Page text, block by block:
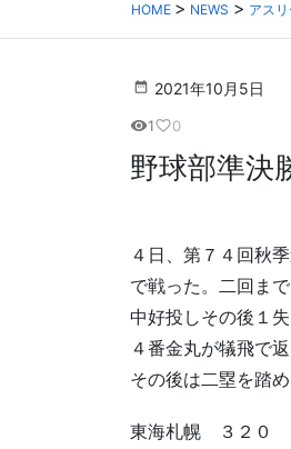
HOME NEWS アス
2021年10月5日
visibility1favorite_border0
野球部準決
４日、第７４回秋
で戦った。二回ま
中好投しその後１
４番金丸が犠飛で
その後は二塁を踏
東海札幌 ３２